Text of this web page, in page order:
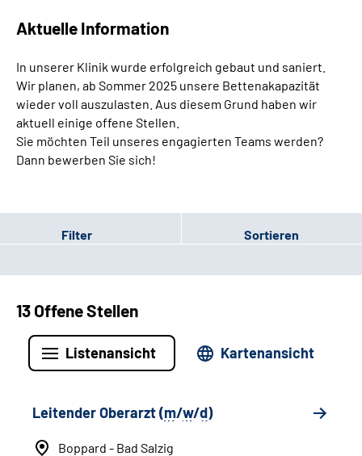
Aktuelle Information
In unserer Klinik wurde erfolgreich gebaut und saniert.
Wir planen, ab Sommer 2025 unsere Bettenakapazität
wieder voll auszulasten. Aus diesem Grund haben wir
aktuell einige offene Stellen.
Sie möchten Teil unseres engagierten Teams werden?
Dann bewerben Sie sich!
Filter Sortieren
13 Offene Stellen
Listenansicht Kartenansicht
Leitender Oberarzt (m/w/d)
Boppard - Bad Salzig